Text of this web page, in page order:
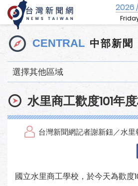
2026
CENTRAL 中部新聞
選擇其他區域
水里商工歡度101年
台灣新聞網記者謝新鈕／水里
國立水里商工學校，於今天為歡度